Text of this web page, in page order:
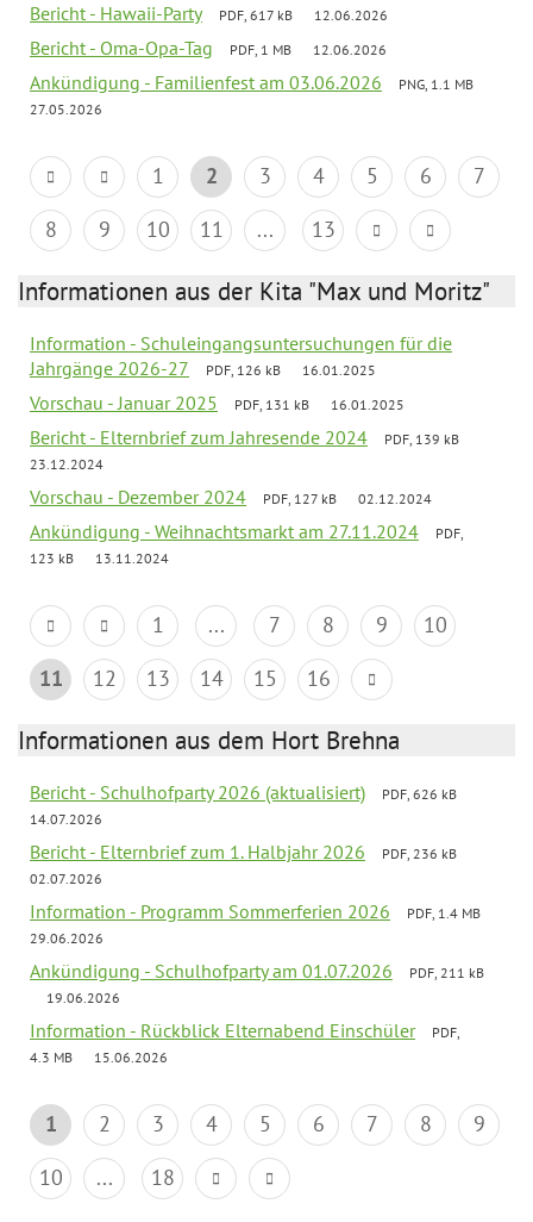
Bericht - Hawaii-Party PDF, 617 kB 12.06.2026
Bericht - Oma-Opa-Tag PDF, 1 MB 12.06.2026
Ankündigung - Familienfest am 03.06.2026
PNG, 1.1 MB
27.05.2026
1 2 3 4 5 6
7
8
9 10 11 ... 13
Informationen aus der Kita "Max und Moritz"
Information - Schuleingangsuntersuchungen für die
Jahrgänge 2026-27
PDF, 126 kB 16.01.2025
Vorschau - Januar 2025 PDF, 131 kB 16.01.2025
Bericht - Elternbrief zum Jahresende 2024
PDF, 139 kB
23.12.2024
Vorschau - Dezember 2024 PDF, 127 kB 02.12.2024
Ankündigung - Weihnachtsmarkt am 27.11.2024
PDF,
123 kB
13.11.2024
1 ... 7 8 9
10
11
12 13 14 15 16
Informationen aus dem Hort Brehna
Bericht - Schulhofparty 2026 (aktualisiert)
PDF, 626 kB
14.07.2026
Bericht - Elternbrief zum 1. Halbjahr 2026
PDF, 236 kB
02.07.2026
Information - Programm Sommerferien 2026
PDF, 1.4 MB
29.06.2026
Ankündigung - Schulhofparty am 01.07.2026
PDF, 211 kB
19.06.2026
Information - Rückblick Elternabend Einschüler
PDF,
4.3 MB
15.06.2026
1 2 3 4 5 6 7 8
9
10
... 18